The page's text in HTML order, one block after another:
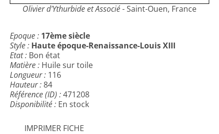
Olivier d'Ythurbide et Associé- Saint-Ouen, France
Epoque : 17ème siècle
Style : Haute époque-Renaissance-Louis XIII
Etat : Bon état
Matière : Huile sur toile
Longueur : 116
Hauteur :84
Référence (ID) :471208
Disponibilité : En stock
IMPRIMER FICHE